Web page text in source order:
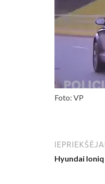
Foto: VP
Hyundai